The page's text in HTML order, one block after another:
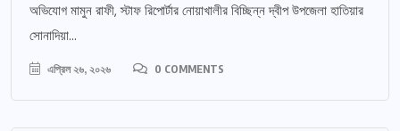
অভিযোগ মামুন রাফী, স্টাফ রিপোর্টার নোয়াখালীর বিচ্ছিন্ন দ্বীপ উপজেলা হাতিয়ার
সোনাদিয়া...
এপ্রিল ২৬, ২০২৬ 0 COMMENTS